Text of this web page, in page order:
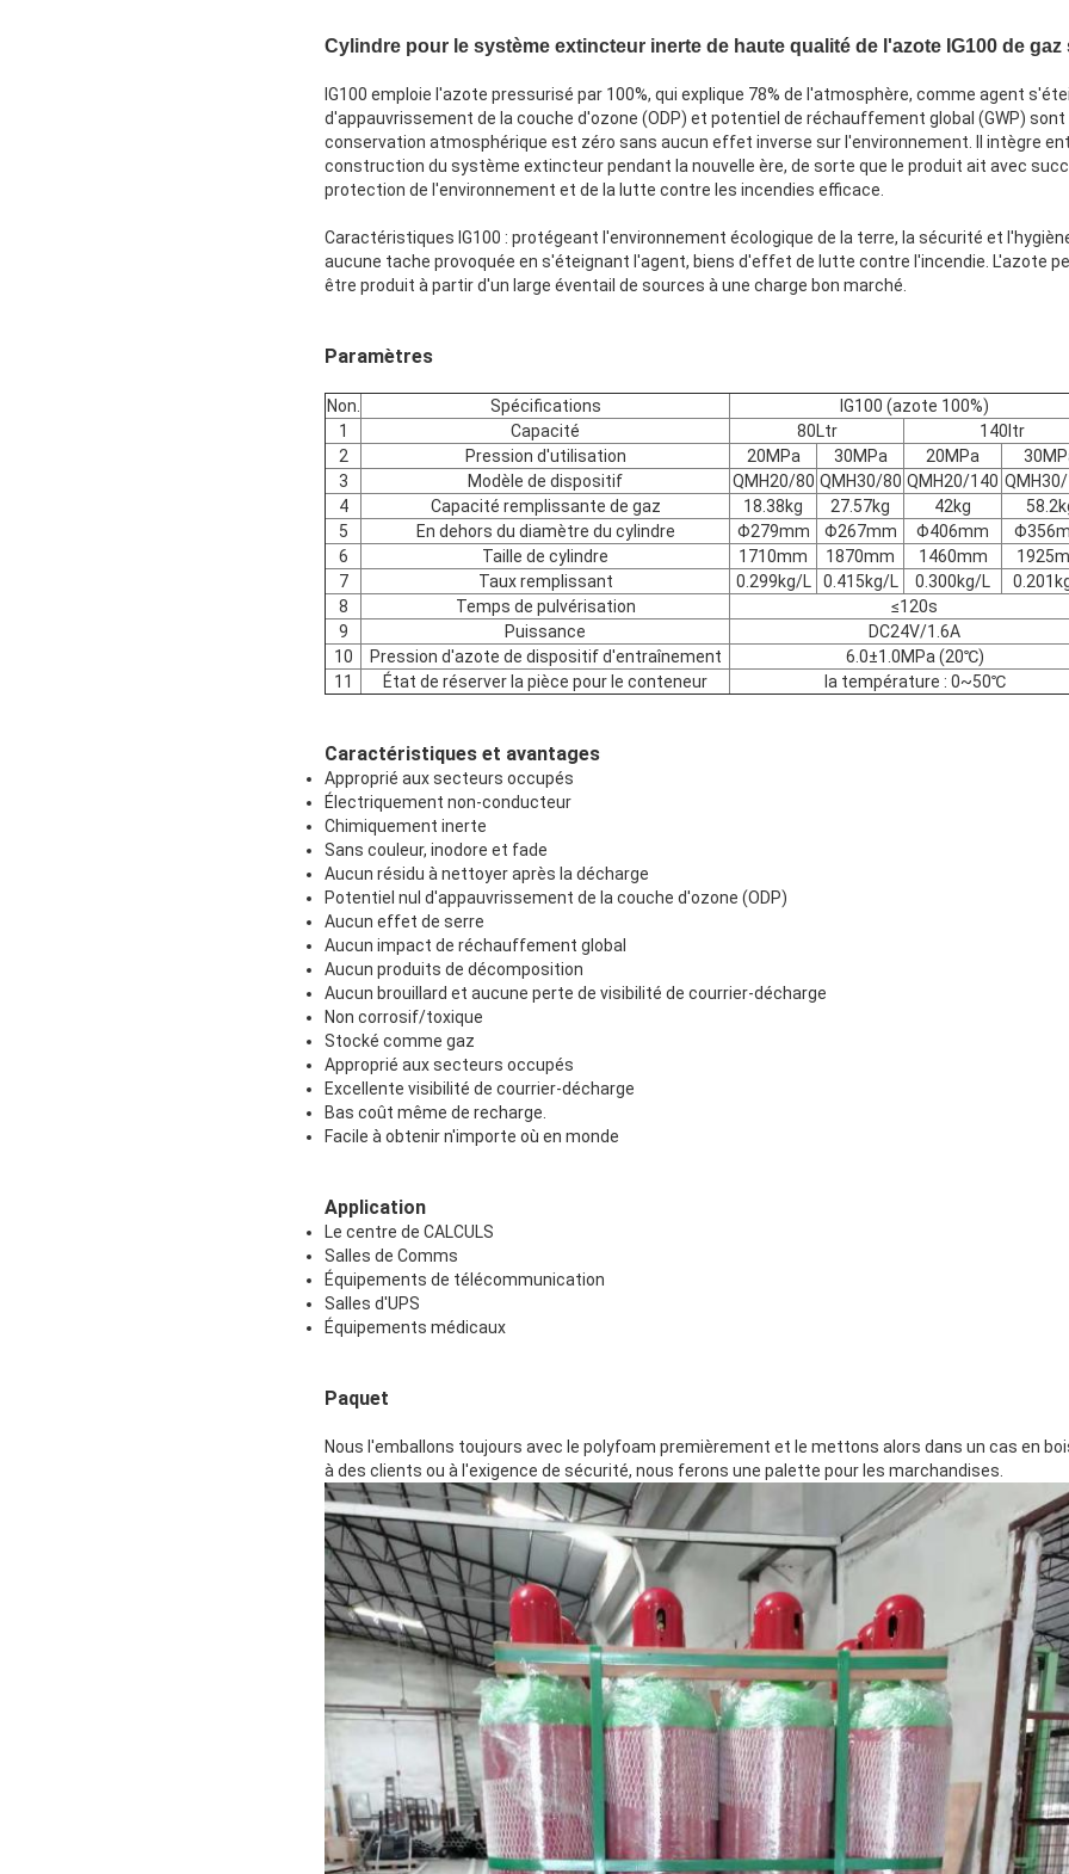
Cylindre pour le système extincteur inerte de haute qualité de l'azote IG100 de
IG100 emploie l'azote pressurisé par 100%, qui explique 78% de l'atmosphère, comme agent
d'appauvrissement de la couche d'ozone (ODP) et potentiel de réchauffement global (GWP) sont
conservation atmosphérique est zéro sans aucun effet inverse sur l'environnement. Il intègre
construction du système extincteur pendant la nouvelle ère, de sorte que le produit ait avec
protection de l'environnement et de la lutte contre les incendies efficace.
Caractéristiques IG100 : protégeant l'environnement écologique de la terre, la sécurité et
aucune tache provoquée en s'éteignant l'agent, biens d'effet de lutte contre l'incendie. L'azote
être produit à partir d'un large éventail de sources à une charge bon marché.
Paramètres
Non. Spécifications
IG100 (azote 100%)
1
Capacité 80Ltr
140ltr
2
Pression d'utilisation 20MPa 30MPa 20MPa
3
Modèle de dispositif QMH20/80 QMH30/80 QMH20/140
4
Capacité remplissante de gaz 18.38kg 27.57kg 42kg
5
En dehors du diamètre du cylindre Φ279mm Φ267mm Φ406mm
6
Taille de cylindre 1710mm 1870mm 1460mm
7
Taux remplissant 0.299kg/L 0.415kg/L 0.300kg/L
8
Temps de pulvérisation
≤120s
9
Puissance
DC24V/1.6A
10
Pression d'azote de dispositif d'entraînement
6.0±1.0MPa (20℃)
11
État de réserver la pièce pour le conteneur la température : 0~50℃
Caractéristiques et avantages
Approprié aux secteurs occupés
Électriquement non-conducteur
Chimiquement inerte
Sans couleur, inodore et fade
Aucun résidu à nettoyer après la décharge
Potentiel nul d'appauvrissement de la couche d'ozone (ODP)
Aucun effet de serre
Aucun impact de réchauffement global
Aucun produits de décomposition
Aucun brouillard et aucune perte de visibilité de courrier-décharge
Non corrosif/toxique
Stocké comme gaz
Approprié aux secteurs occupés
Excellente visibilité de courrier-décharge
Bas coût même de recharge.
Facile à obtenir n'importe où en monde
Application
Le centre de CALCULS
Salles de Comms
Équipements de télécommunication
Salles d'UPS
Équipements médicaux
Paquet
Nous l'emballons toujours avec le polyfoam premièrement et le mettons alors dans un cas en
à des clients ou à l'exigence de sécurité, nous ferons une palette pour les marchandises.